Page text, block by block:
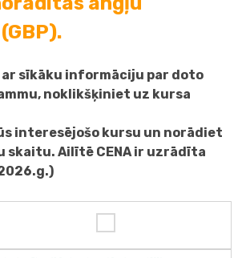
ar sīkāku informāciju par doto
noklikšķiniet uz kursa
interesējošo kursu un norādiet
skaitu. Ailītē CENA ir uzrādīta